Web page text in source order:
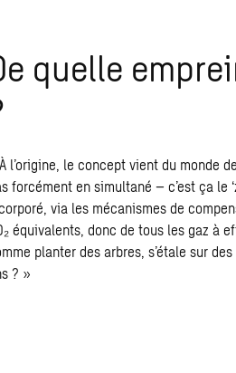
quelle
l’origine, le concept vient du monde
forcément en simultané – c’est ça le
, via les mécanismes de
équivalents, donc de tous les gaz à
planter des arbres, s’étale sur
? »